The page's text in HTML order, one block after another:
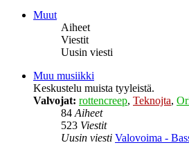
Muut
Aiheet
Viestit
Uusin viesti
Muu musiikki
Keskustelu muista tyyleistä.
Valvojat: rottencreep, Teknojta,
84Aiheet
523 Viestit
Uusin viesti Valovoima -